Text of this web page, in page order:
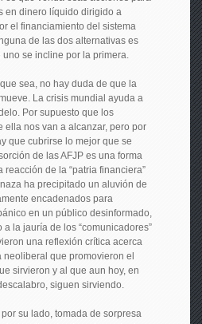
en dinero líquido dirigido a
el financiamiento del sistema
de las dos alternativas es
uno se incline por la primera.
sea, no hay duda de que la
La crisis mundial ayuda a
Por supuesto que los
ella nos van a alcanzar, pero por
que cubrirse lo mejor que se
de las AFJP es una forma
reacción de la “patria financiera”
ha precipitado un aluvión de
encadenados para
en un público desinformado,
a la jauría de los “comunicadores”
una reflexión crítica acerca
neoliberal que promovieron el
sirvieron y al que aun hoy, en
siguen sirviendo.
su lado, tomada de sorpresa